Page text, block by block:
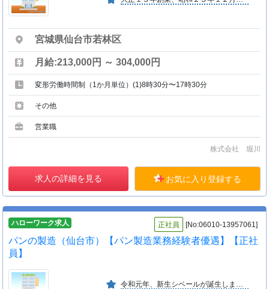
宮城県仙台市若林区
月給:213,000円 ～ 304,000円
変形労働時間制（1か月単位）(1)8時30分〜17時30分
その他
営業職
株式会社 堀川
求人の詳細を見る お気に入り登録する
ハローワーク求人 正社員 [No:06010-13957061]
パンの製造（仙台市）【パン製造業務経験者優遇】【正社
員】